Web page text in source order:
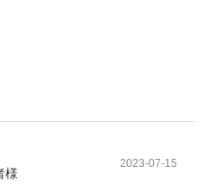
様
2023-07-15